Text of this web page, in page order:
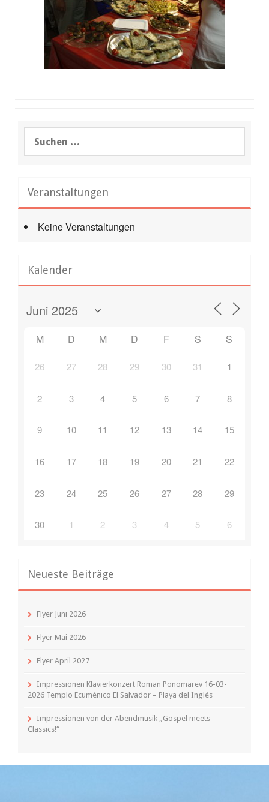
nach:
Veranstaltungen
Keine Veranstaltungen
Kalender
M D M D F S S
26 27 28 29 30 31 1
2 3 4 5 6 7 8
9 10 11 12 13 14 15
16 17 18 19 20 21 22
23 24 25 26 27 28 29
30 1 2 3 4 5 6
Neueste Beiträge
Flyer Juni 2026
Flyer Mai 2026
Flyer April 2027
Impressionen Klavierkonzert Roman Ponomarev 16-03-
2026 Templo Ecuménico El Salvador – Playa del Inglés
Impressionen von der Abendmusik „Gospel meets
Classics!“